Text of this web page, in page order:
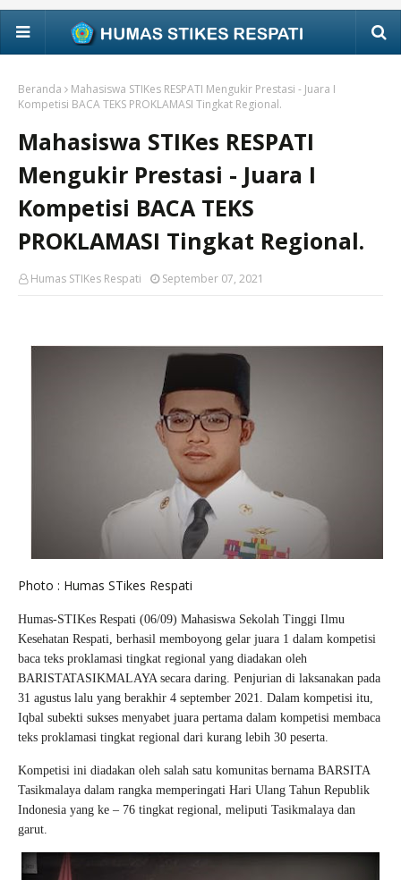
Beranda
Mahasiswa STIKes RESPATI Mengukir Prestasi - Juara I
Kompetisi BACA TEKS PROKLAMASI Tingkat Regional.
Mahasiswa STIKes RESPATI
Mengukir Prestasi - Juara I
Kompetisi BACA TEKS
PROKLAMASI Tingkat Regional.
Humas STIKes Respati September 07, 2021
Photo : Humas STikes Respati
Humas-STIKes Respati (06/09) Mahasiswa Sekolah Tinggi Ilmu
Kesehatan Respati, berhasil memboyong gelar juara 1 dalam kompetisi
baca teks proklamasi tingkat regional yang diadakan oleh
BARISTATASIKMALAYA secara daring. Penjurian di laksanakan pada
31 agustus lalu yang berakhir 4 september 2021. Dalam kompetisi itu,
Iqbal subekti sukses menyabet juara pertama dalam kompetisi membaca
teks proklamasi tingkat regional dari kurang lebih 30 peserta.
Kompetisi ini diadakan oleh salah satu komunitas bernama BARSITA
Tasikmalaya dalam rangka memperingati Hari Ulang Tahun Republik
Indonesia yang ke – 76 tingkat regional, meliputi Tasikmalaya dan
garut.